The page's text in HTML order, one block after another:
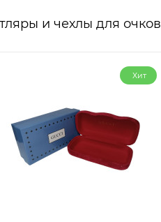
и чехлы для очков
Хит